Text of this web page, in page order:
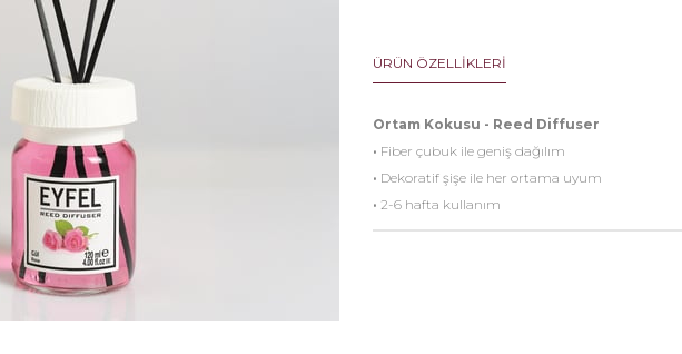
ÜRÜN ÖZELLIKLERI
Ortam Kokusu - Reed Diffuser
· Fiber çubuk ile geniş dağılım
· Dekoratif şişe ile her ortama uyum
· 2-6 hafta kullanım